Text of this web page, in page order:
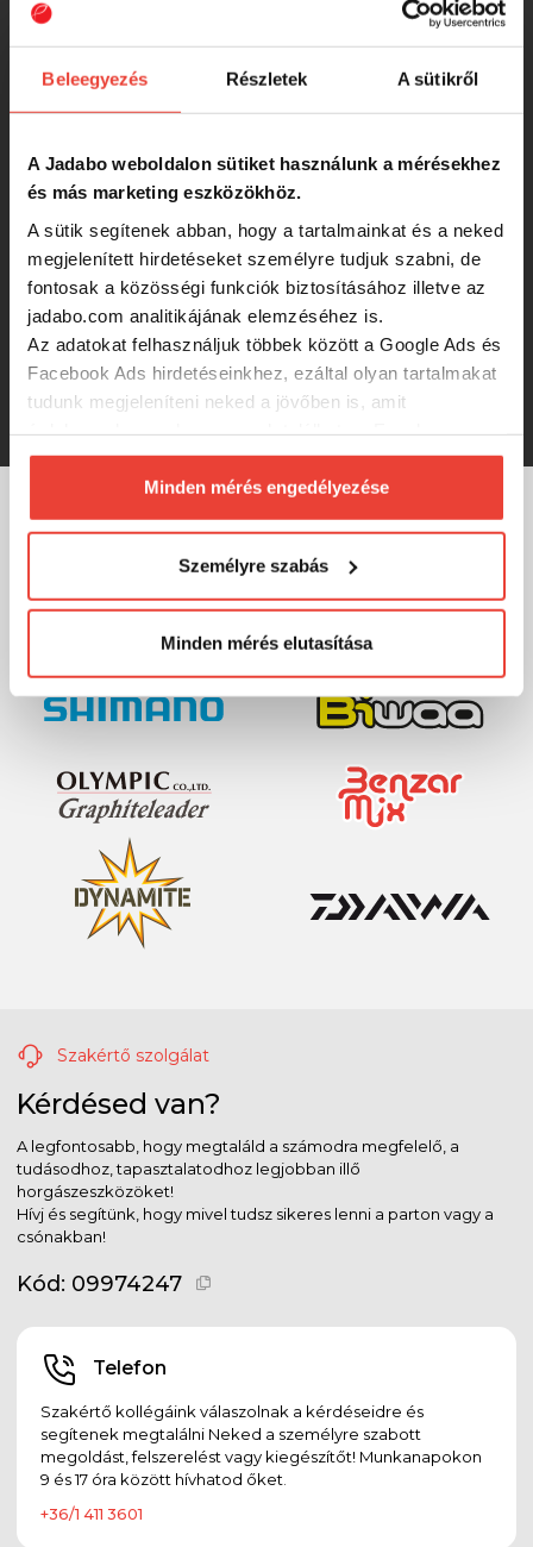
Beleegyezés Részletek A sütikről
A Jadabo weboldalon sütiket használunk a mérésekhez
és más marketing eszközökhöz.
A sütik segítenek abban, hogy a tartalmainkat és a neked
megjelenített hirdetéseket személyre tudjuk szabni, de
fontosak a közösségi funkciók biztosításához illetve az
jadabo.com analitikájának elemzéséhez is.
Az adatokat felhasználjuk többek között a Google Ads és
Facebook Ads hirdetéseinkhez, ezáltal olyan tartalmakat
tudunk megjeleníteni neked a jövőben is, amit
biztosításához arra kérünk, hogy engedd meg
számunkra minden mérés használatát.
Természetesensoha semmilyen formában nem fogunk
megváltoztathatod a döntésed ezzel kapcsolatban.
Előre is köszönjük!
Minden mérés engedélyezése
Személyre szabás
Minden mérés elutasítása
732 Ft
708 Ft
Nevis Süllőző horog 6db/cs. 2/0-ás
680 Ft
MÁRKÁINK
Szakértő szolgálat
Kérdésed van?
A legfontosabb, hogy megtaláld a számodra megfelelő, a
tudásodhoz, tapasztalatodhoz legjobban illő
horgászeszközöket!
Hívj és segítünk, hogy mivel tudsz sikeres lenni a parton vagy a
csónakban!
Kód: 09974247
Telefon
Szakértő kollégáink válaszolnak a kérdéseidre és
segítenek megtalálni Neked a személyre szabott
megoldást, felszerelést vagy kiegészítőt! Munkanapokon
9 és 17 óra között hívhatod őket.
+36/1 411 3601